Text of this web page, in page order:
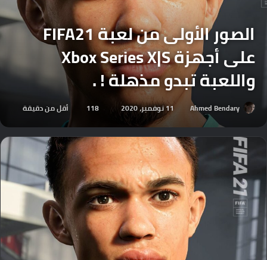
الصور الأولى من لعبة FIFA21
على أجهزة Xbox Series X|S
واللعبة تبدو مذهلة ! .
Ahmed Bendary 11 نوفمبر، 2020 118 أقل من دقيقة